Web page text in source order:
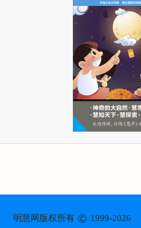
明慧网版权所有© 1999-2026